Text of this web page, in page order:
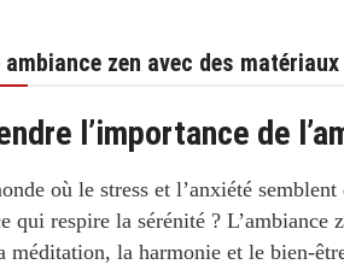
ambiance zen avec des
l’importance de
où le stress et l’anxiété
qui respire la sérénité ? L’ambiance
méditation, la harmonie et le bien-